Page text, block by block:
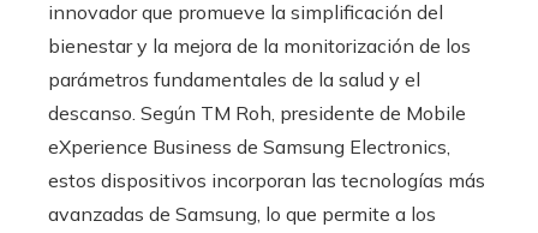
innovador que promueve la simplificación del
bienestar y la mejora de la monitorización de los
parámetros fundamentales de la salud y el
descanso. Según TM Roh, presidente de Mobile
eXperience Business de Samsung Electronics,
estos dispositivos incorporan las tecnologías más
avanzadas de Samsung, lo que permite a los